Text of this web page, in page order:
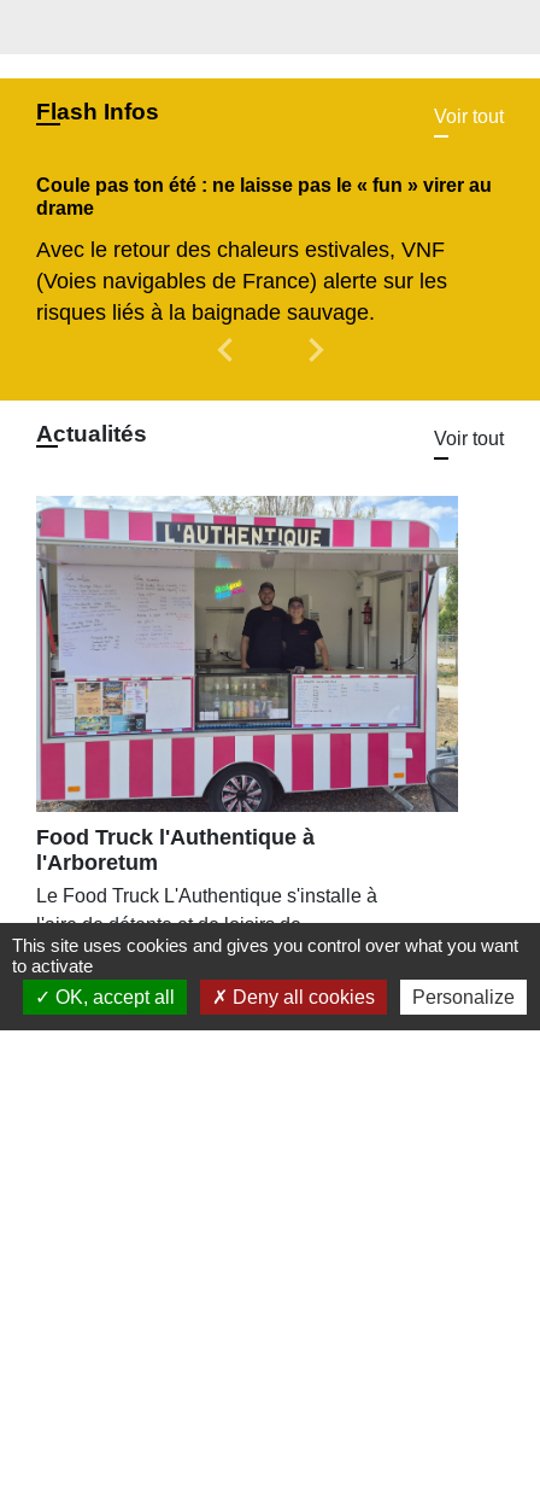
Flash Infos Voir tout
Coule pas ton été : ne laisse pas le « fun » virer au
drame
Avec le retour des chaleurs estivales, VNF
(Voies navigables de France) alerte sur les
risques liés à la baignade sauvage.
chevron_left Previous
chevron_right
Actualités Voir tout
Food Truck l'Authentique à
l'Arboretum
Le Food Truck L'Authentique s'installe à
l'aire de détente et de loisirs de
l'Arboretum, jusqu’au 6 septembre 2026
This site uses cookies and gives you control over what you want
to activate
OK, accept all
Deny all cookies Personalize